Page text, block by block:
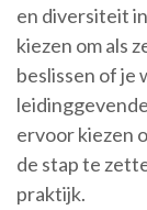
en diversiteit
kiezen om als
beslissen of je
ervoor kiezen
de stap te
praktijk.